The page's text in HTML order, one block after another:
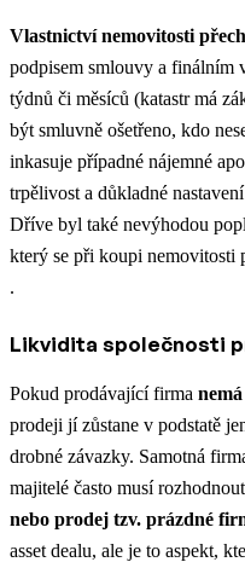
Vlastnictví nemovitosti
podpisem smlouvy a finálním
týdnů či měsíců (katastr má
být smluvně ošetřeno, kdo
inkasuje případné nájemné
trpělivost a důkladné
Dříve byl také nevýhodou
který se při koupi nemovitosti
.
Likvidita společnosti
Pokud prodávající firma
prodeji jí zůstane v podstatě
drobné závazky. Samotná
majitelé často musí
nebo prodej tzv. prázdné
asset dealu, ale je to aspekt,